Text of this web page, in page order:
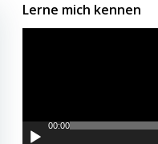
Lerne mich kennen
00:00